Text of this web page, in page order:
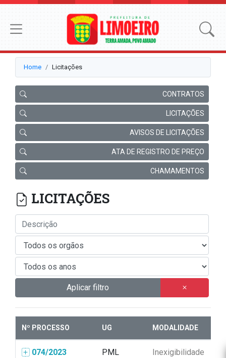
Home Licitações
CONTRATOS
LICITAÇÕES
AVISOS DE LICITAÇÕES
ATA DE REGISTRO DE PREÇO
CHAMAMENTOS
LICITAÇÕES
Aplicar filtro
Nº PROCESSO UG MODALIDADE
074/2023 PML Inexigibilidade